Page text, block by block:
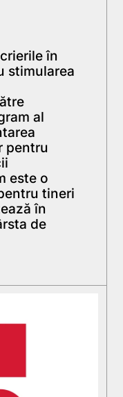
în
stimularea
al
pentru
este o
tineri
în
de